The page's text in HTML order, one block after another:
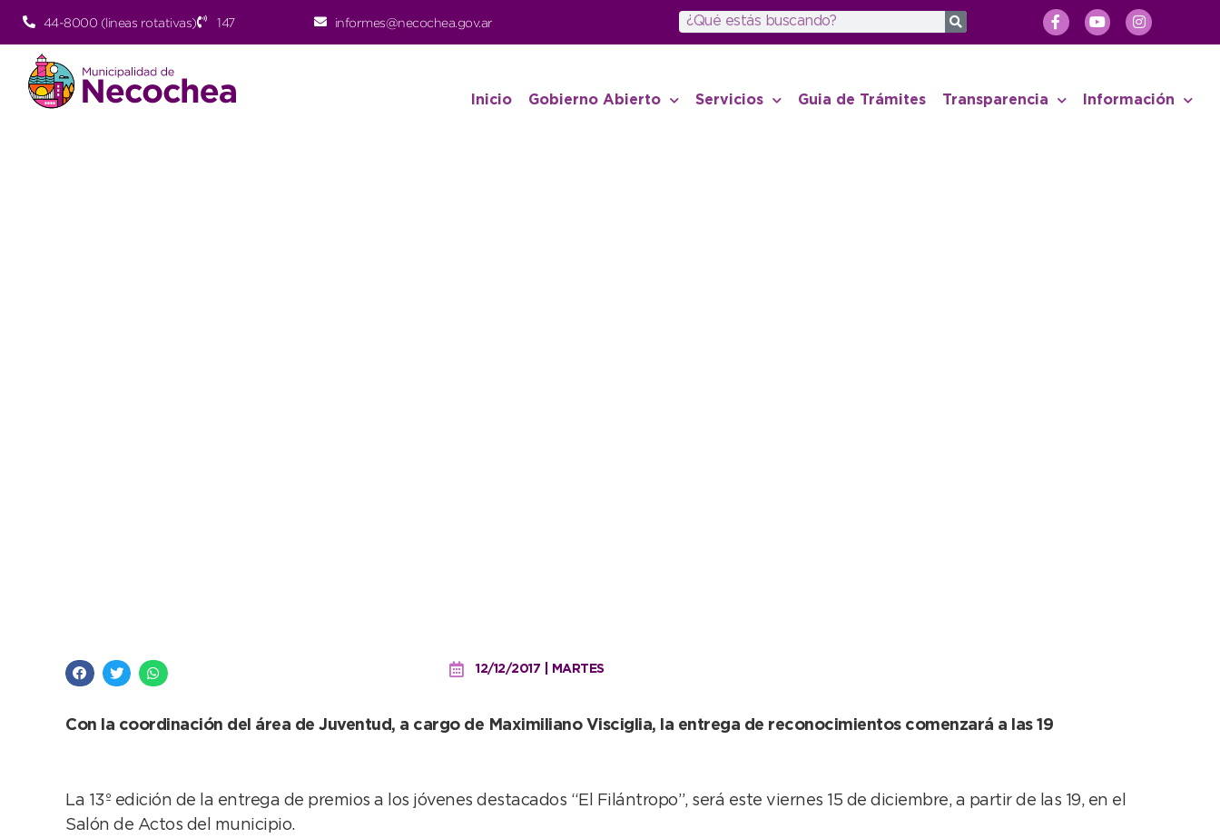
44-8000 (lineas rotativas) 147 informes@necochea.gov.ar
Inicio Gobierno Abierto Servicios Guia de Trámites Transparencia Información
12/12/2017 | MARTES
Con la coordinación del área de Juventud, a cargo de Maximiliano Visciglia, la entrega de reconocimientos comenzará a las 19
La 13º edición de la entrega de premios a los jóvenes destacados “El Filántropo”, será este viernes 15 de diciembre, a partir de las 19, en el
Salón de Actos del municipio.